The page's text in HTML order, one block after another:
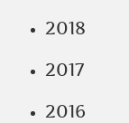
2018
2017
2016